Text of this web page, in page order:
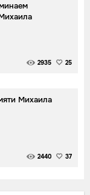
2935 25
Михаила
2440 37